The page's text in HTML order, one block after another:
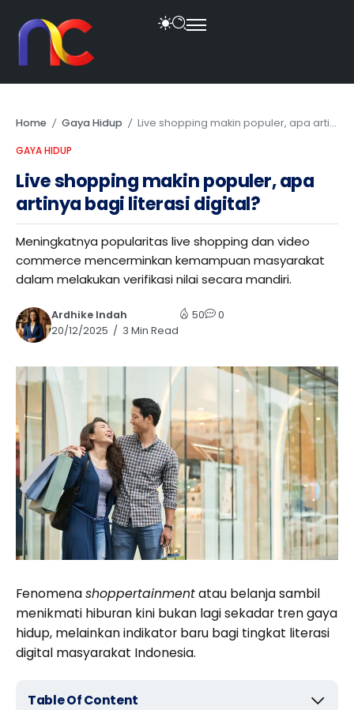
Home / Gaya Hidup / Live shopping makin populer, apa artinya bagi literasi digital?
GAYA HIDUP
Live shopping makin populer, apa
artinya bagi literasi digital?
Meningkatnya popularitas live shopping dan video
commerce mencerminkan kemampuan masyarakat
dalam melakukan verifikasi nilai secara mandiri.
Ardhike Indah
20/12/2025
3 Min Read
50 0
Fenomenashoppertainmentatau belanja sambil
menikmati hiburan kini bukan lagi sekadar tren gaya
hidup, melainkan indikator baru bagi tingkat literasi
digital masyarakat Indonesia.
Table Of Content